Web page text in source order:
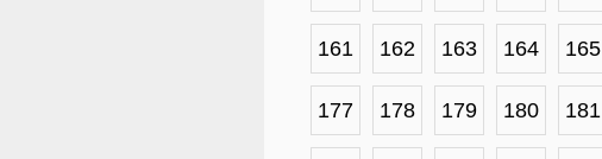
161 162 163 164 165
177 178 179 180 181